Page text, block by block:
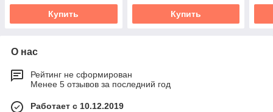
Купить Купить
О нас
Рейтинг не сформирован
Менее 5 отзывов за последний год
Работает с 10.12.2019